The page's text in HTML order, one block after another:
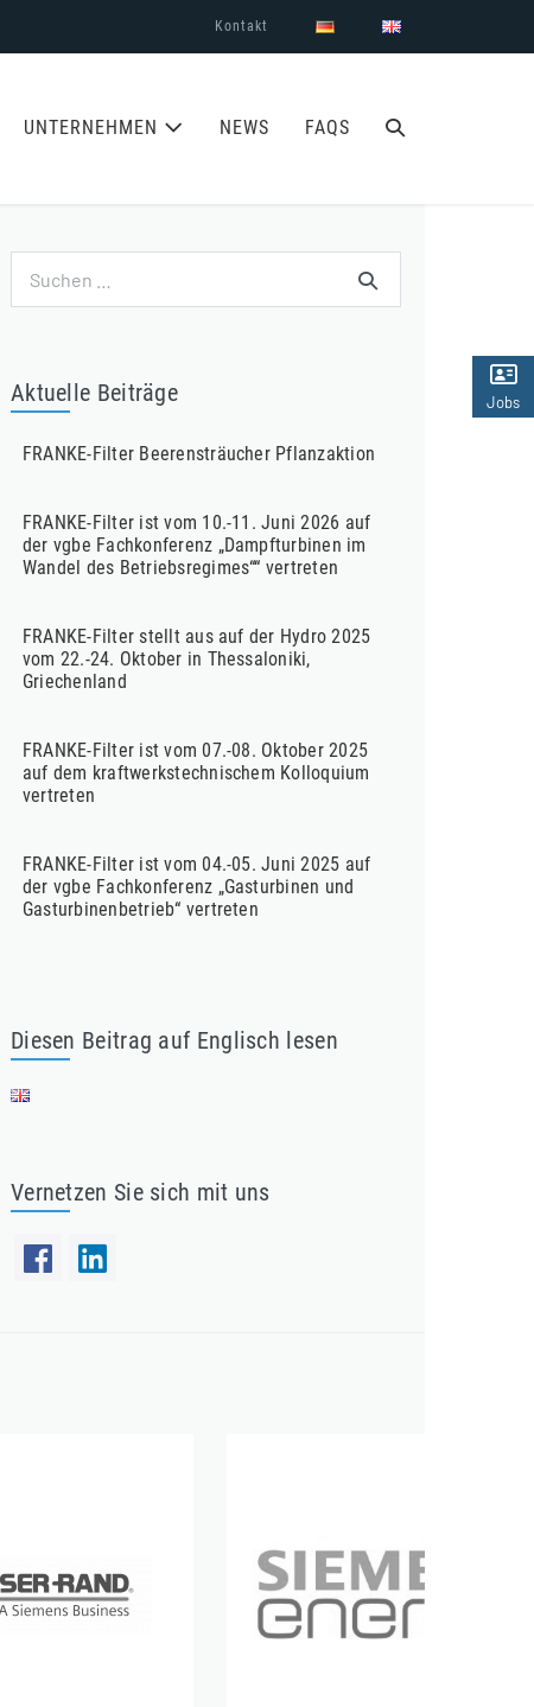
Kontakt
UNTERNEHMEN NEWS FAQS
SUCHE-
nach:
Aktuelle Beiträge
FRANKE-Filter Beerensträucher Pflanzaktion
FRANKE-Filter ist vom 10.-11. Juni 2026 auf
der vgbe Fachkonferenz „Dampfturbinen im
Wandel des Betriebsregimes““ vertreten
FRANKE-Filter stellt aus auf der Hydro 2025
vom 22.-24. Oktober in Thessaloniki,
Griechenland
FRANKE-Filter ist vom 07.-08. Oktober 2025
auf dem kraftwerkstechnischem Kolloquium
vertreten
FRANKE-Filter ist vom 04.-05. Juni 2025 auf
der vgbe Fachkonferenz „Gasturbinen und
Gasturbinenbetrieb“ vertreten
Diesen Beitrag auf Englisch lesen
Vernetzen Sie sich mit uns
Jobs